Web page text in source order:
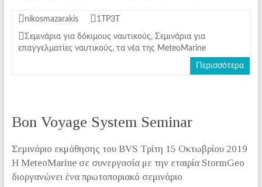
nikosmazarakis 1ΤΡ3Τ
Σεμινάρια για δόκιμους ναυτικούς, Σεμινάρια για
επαγγελματίες ναυτικούς, τα νέα της MeteoMarine
Περισσότερα
Bon Voyage System Seminar
Σεμινάριο εκμάθησης του BVS Τρίτη 15 Οκτωβρίου 2019
Η MeteoMarine σε συνεργασία με την εταιρία StormGeo
διοργανώνει ένα πρωτοποριακό σεμινάριο